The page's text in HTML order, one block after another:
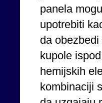
panela
upotrebiti
da
kupole
hemijskih
kombinaciji